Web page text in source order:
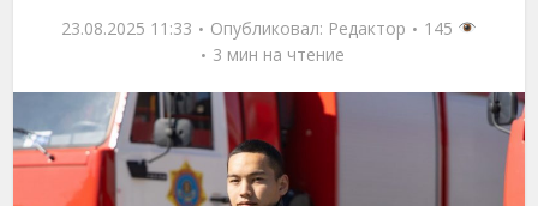
23.08.2025 11:33 Опубликовал: Редактор
145
3 мин на чтение